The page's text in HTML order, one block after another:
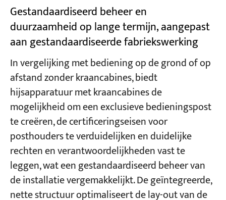
Gestandaardiseerd beheer en
duurzaamheid op lange termijn, aangepast
aan gestandaardiseerde fabriekswerking
In vergelijking met bediening op de grond of op
afstand zonder kraancabines, biedt
hijsapparatuur met kraancabines de
mogelijkheid om een exclusieve bedieningspost
te creëren, de certificeringseisen voor
posthouders te verduidelijken en duidelijke
rechten en verantwoordelijkheden vast te
leggen, wat een gestandaardiseerd beheer van
de installatie vergemakkelijkt. De geïntegreerde,
nette structuur optimaliseert de lay-out van de